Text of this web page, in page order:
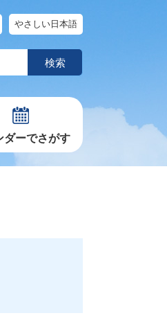
やさしい日本語
ダーでさがす